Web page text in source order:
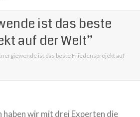
ist das beste
auf der Welt”
ist das beste Friedensprojekt auf
wir mit drei Experten die